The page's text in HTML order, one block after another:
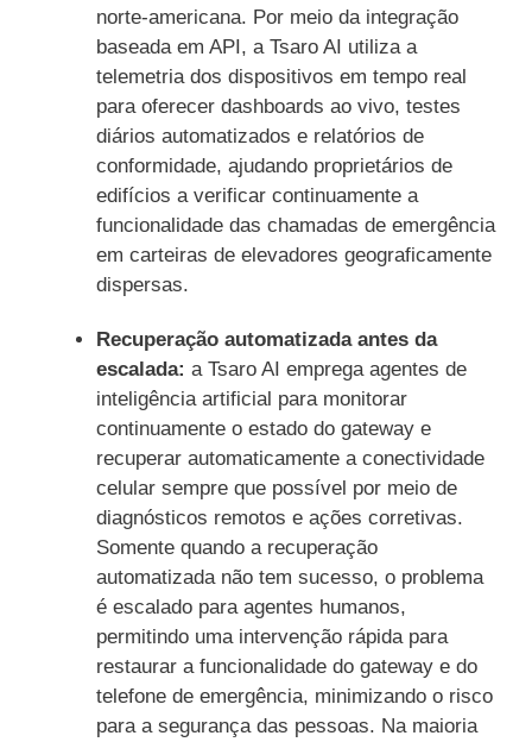
norte-americana. Por meio da integração
baseada em API, a Tsaro AI utiliza a
telemetria dos dispositivos em tempo real
para oferecer dashboards ao vivo, testes
diários automatizados e relatórios de
conformidade, ajudando proprietários de
edifícios a verificar continuamente a
funcionalidade das chamadas de emergência
em carteiras de elevadores geograficamente
dispersas.
Recuperação automatizada antes da
escalada: a Tsaro AI emprega agentes de
inteligência artificial para monitorar
continuamente o estado do gateway e
recuperar automaticamente a conectividade
celular sempre que possível por meio de
diagnósticos remotos e ações corretivas.
Somente quando a recuperação
automatizada não tem sucesso, o problema
é escalado para agentes humanos,
permitindo uma intervenção rápida para
restaurar a funcionalidade do gateway e do
telefone de emergência, minimizando o risco
para a segurança das pessoas. Na maioria